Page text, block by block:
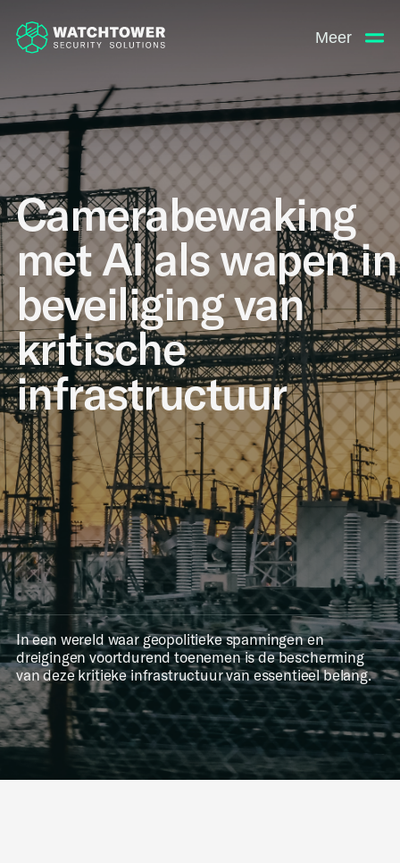
Meer
Camerabewaking
met AI als wapen in
beveiliging van
kritische
infrastructuur
In een wereld waar geopolitieke spanningen en
dreigingen voortdurend toenemen is de bescherming
van deze kritieke infrastructuur van essentieel belang.